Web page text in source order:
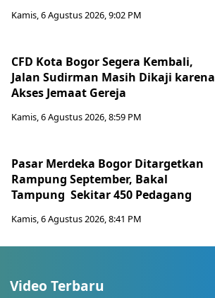
Kamis, 6 Agustus 2026, 9:02 PM
CFD Kota Bogor Segera Kembali,
Jalan Sudirman Masih Dikaji karena
Akses Jemaat Gereja
Kamis, 6 Agustus 2026, 8:59 PM
Pasar Merdeka Bogor Ditargetkan
Rampung September, Bakal
Tampung Sekitar 450 Pedagang
Kamis, 6 Agustus 2026, 8:41 PM
Video Terbaru